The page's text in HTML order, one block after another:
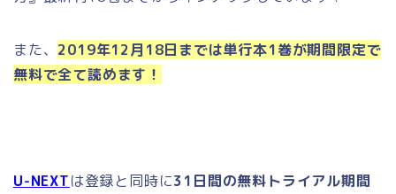
また、 2019年12月18日までは単行本1巻が期間限定で
無料で全て読めます！
U-NEXTは登録と同時に31日間の無料トライアル期間